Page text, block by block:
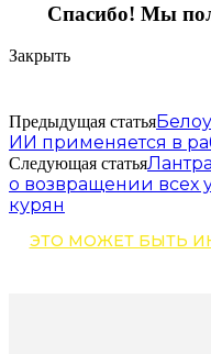
Спасибо! Мы
Закрыть
Предыдущая статья
ИИ применяется в
Следующая статья
о возвращении всех
курян
ЭТО МОЖЕТ БЫТЬ